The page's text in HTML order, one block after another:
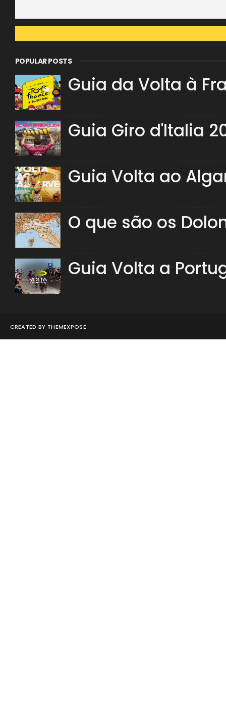
POPULAR POSTS
Guia da Volta à
Guia Giro d'Italia
Guia Volta ao
O que são os
Guia Volta a
CREATED BY THEMEXPOSE